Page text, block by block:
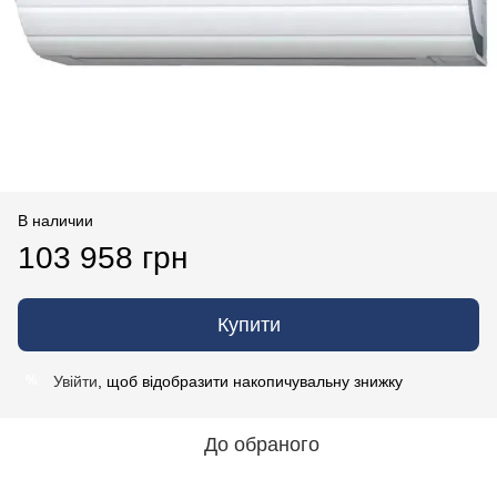
В наличии
103 958 грн
Купити
Увійти , щоб відобразити накопичувальну знижку
До обраного